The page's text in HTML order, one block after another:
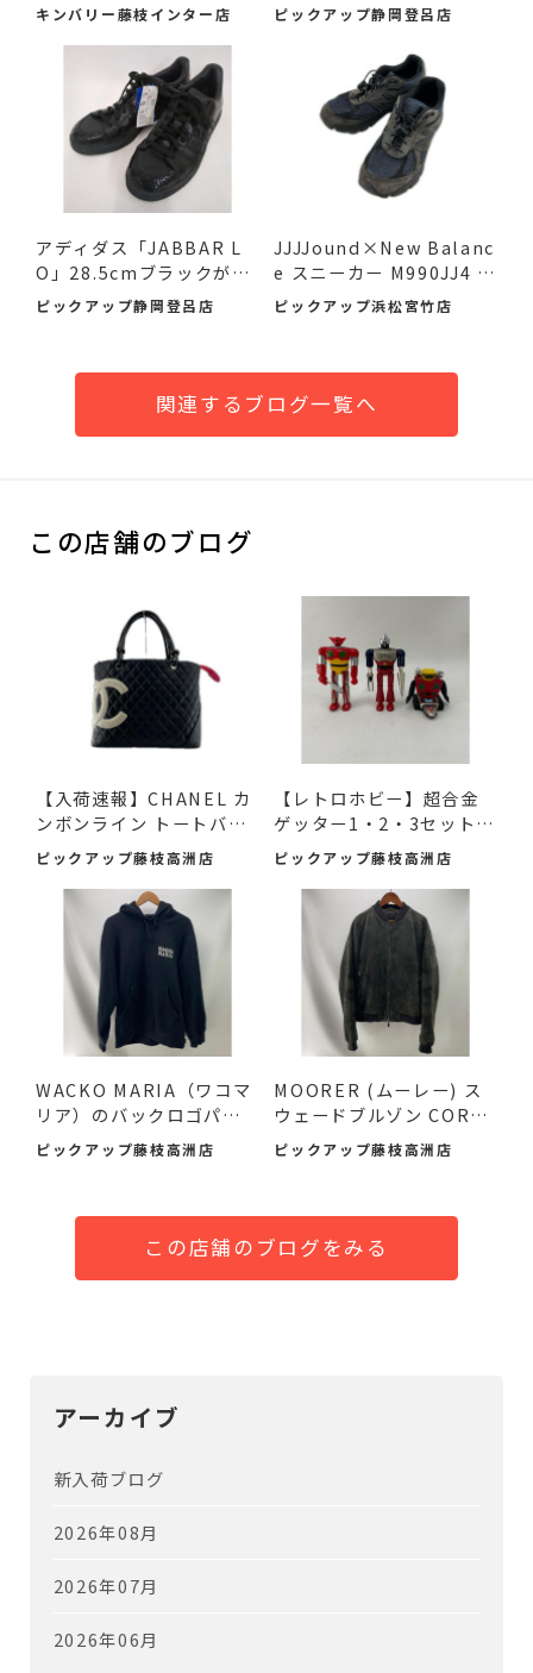
キンバリー藤枝インター店 ピックアップ静岡登呂店
アディダス「JABBAR L
O」28.5cmブラックが入
荷！未...
ピックアップ静岡登呂店
JJJJound×New Balanc
e スニーカー M990JJ4 2
6.5cm ...
ピックアップ浜松宮竹店
関連するブログ一覧へ
この店舗のブログ
【入荷速報】CHANEL カ
ンボンライン トートバッ
グ...
ピックアップ藤枝高洲店
【レトロホビー】超合金
ゲッター1・2・3セット
（2...
ピックアップ藤枝高洲店
WACKO MARIA（ワコマ
リア）のバックロゴパー
カーが！
ピックアップ藤枝高洲店
MOORER (ムーレー) ス
ウェードブルゾン COREL
I-UR ...
ピックアップ藤枝高洲店
この店舗のブログをみる
アーカイブ
新入荷ブログ
2026年08月
2026年07月
2026年06月